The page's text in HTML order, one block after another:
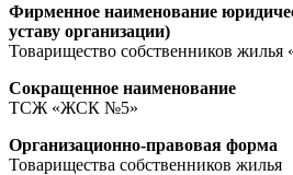
Фирменное наименование
уставу организации)
Товарищество собственников
Сокращенное наименование
ТСЖ «ЖСК №5»
Организационно-правовая форма
Товарищества собственников жилья